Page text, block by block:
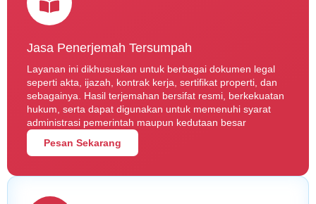
Jasa Penerjemah Tersumpah
Layanan ini dikhususkan untuk berbagai dokumen legal
seperti akta, ijazah, kontrak kerja, sertifikat properti, dan
sebagainya. Hasil terjemahan bersifat resmi, berkekuatan
hukum, serta dapat digunakan untuk memenuhi syarat
administrasi pemerintah maupun kedutaan besar
Pesan Sekarang